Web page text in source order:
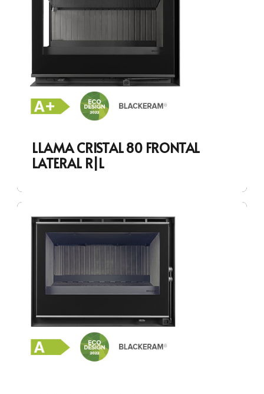
LLAMA CRISTAL 80 FRONTAL
LATERAL R|L